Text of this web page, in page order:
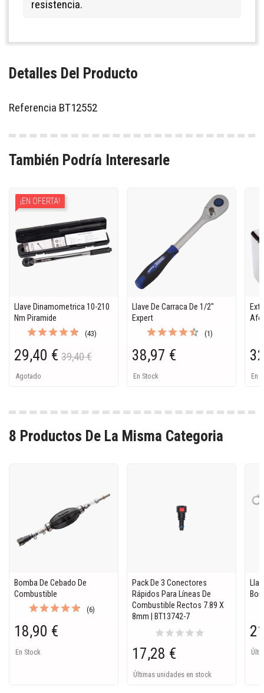
resistencia.
Detalles Del Producto
Referencia BT12552
También Podría Interesarle
Llave Dinamometrica 10-210
Nm Piramide
(43)
29,40 € 39,40 €
Agotado
¡EN OFERTA!
Llave De Carraca De 1/2"
Expert
(1)
38,97 €
En Stock En
8 Productos De La Misma Categoria
Bomba De Cebado De
Combustible
(6)
18,90 €
En Stock
Pack De 3 Conectores
Rápidos Para Líneas De
Combustible Rectos 7.89 X
8mm | BT13742-7
starstarstarstarstar
17,28 €
Últimas unidades en stock